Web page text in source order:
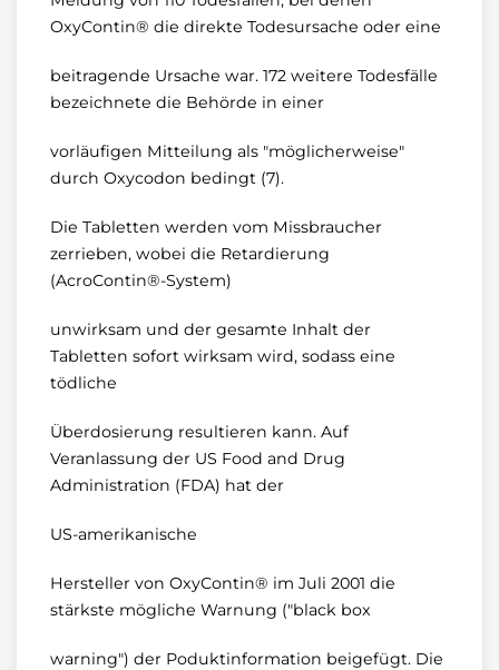
OxyContin® die direkte Todesursache oder eine
beitragende Ursache war. 172 weitere Todesfälle
bezeichnete die Behörde in einer
vorläufigen Mitteilung als "möglicherweise"
durch Oxycodon bedingt (7).
Die Tabletten werden vom Missbraucher
zerrieben, wobei die Retardierung
(AcroContin®-System)
unwirksam und der gesamte Inhalt der
Tabletten sofort wirksam wird, sodass eine
tödliche
Überdosierung resultieren kann. Auf
Veranlassung der US Food and Drug
Administration (FDA) hat der
US-amerikanische
Hersteller von OxyContin® im Juli 2001 die
stärkste mögliche Warnung ("black box
warning") der Poduktinformation beigefügt. Die